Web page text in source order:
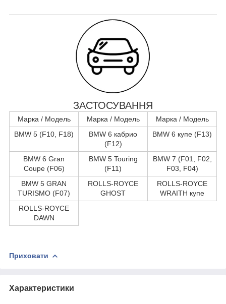
ЗАСТОСУВАННЯ
Марка / Модель Марка / Модель
Марка / Модель
BMW 5 (F10, F18)
BMW 6 кабрио
(F12)
BMW 6 купе (F13)
BMW 6 Gran
Coupe (F06)
BMW 5 Touring
(F11)
BMW 7 (F01, F02,
F03, F04)
BMW 5 GRAN
TURISMO (F07)
ROLLS-ROYCE
GHOST
ROLLS-ROYCE
WRAITH купе
ROLLS-ROYCE
DAWN
Приховати
Характеристики